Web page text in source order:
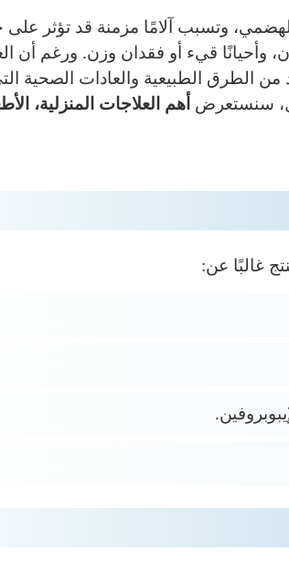
وتسبب آلامًا مزمنة قد تؤثر على
وأحيانًا قيء أو فقدان وزن. ورغم أن
الطرق الطبيعية والعادات الصحية
سنستعرض أهم العلاجات المنزلية،
غالبًا عن: